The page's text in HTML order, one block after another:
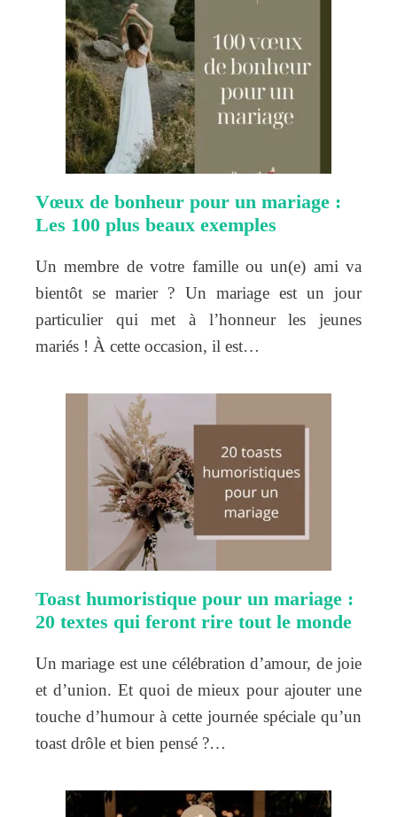
Vœux de bonheur pour un mariage :
Les 100 plus beaux exemples
Un membre de votre famille ou un(e) ami va
bientôt se marier ? Un mariage est un jour
particulier qui met à l’honneur les jeunes
mariés ! À cette occasion, il est…
Toast humoristique pour un mariage :
20 textes qui feront rire tout le monde
Un mariage est une célébration d’amour, de joie
et d’union. Et quoi de mieux pour ajouter une
touche d’humour à cette journée spéciale qu’un
toast drôle et bien pensé ?…